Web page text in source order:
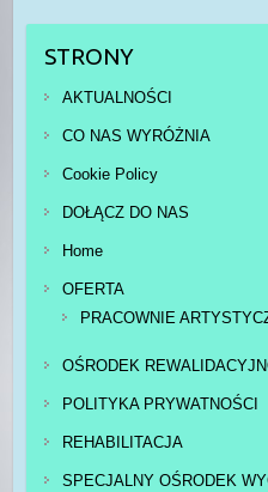
STRONY
AKTUALNOŚCI
CO NAS WYRÓŻNIA
Cookie Policy
DOŁĄCZ DO NAS
Home
OFERTA
PRACOWNIE
OŚRODEK
POLITYKA PRYWATNOŚCI
REHABILITACJA
SPECJALNY OŚRODEK